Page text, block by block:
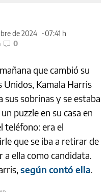
de 2024
07:41 h
0
que cambió su
Kamala Harris
sobrinas y se estaba
puzzle en su casa en
teléfono: era el
que se iba a retirar de
a ella como candidata.
según contó ella.